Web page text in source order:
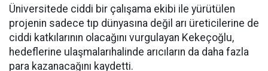
Üniversitede ciddi bir çalışama ekibi ile yürütülen
projenin sadece tıp dünyasına değil arı üreticilerine de
ciddi katkılarının olacağını vurgulayan Kekeçoğlu,
hedeflerine ulaşmalarıhalinde arıcıların da daha fazla
para kazanacağını kaydetti.